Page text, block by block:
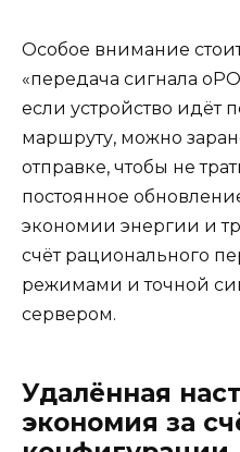
Особое внимание
«передача сигнала
если устройство идёт
маршруту, можно
отправке, чтобы не
постоянное
экономии энергии и
счёт рационального
режимами и точной
сервером.
Удалённая
экономия за